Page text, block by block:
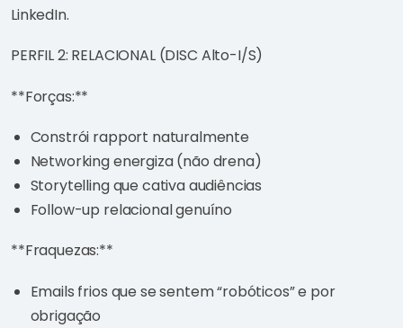
LinkedIn.
PERFIL 2: RELACIONAL (DISC Alto-I/S)
**Forças:**
Constrói rapport naturalmente
Networking energiza (não drena)
Storytelling que cativa audiências
Follow-up relacional genuíno
**Fraquezas:**
Emails frios que se sentem “robóticos” e por
obrigação